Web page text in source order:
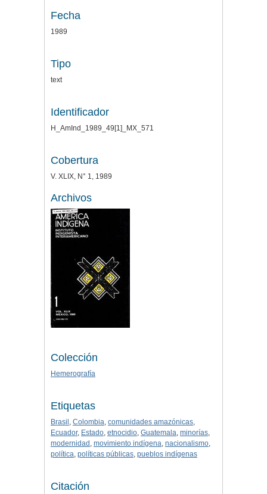
Fecha
1989
Tipo
text
Identificador
H_AmInd_1989_49[1]_MX_571
Cobertura
V. XLIX, N° 1, 1989
Archivos
Colección
Hemerografía
Etiquetas
Brasil , Colombia, comunidades amazónicas,
Ecuador, Estado, etnocidio, Guatemala, minorías,
modernidad , movimiento indígena, nacionalismo,
política, políticas públicas, pueblos indígenas
Citación